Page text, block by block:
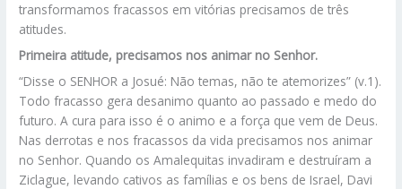
transformamos fracassos em vitórias precisamos de três
atitudes.
Primeira atitude, precisamos nos animar no Senhor.
“Disse o SENHOR a Josué: Não temas, não te atemorizes” (v.1).
Todo fracasso gera desanimo quanto ao passado e medo do
futuro. A cura para isso é o animo e a força que vem de Deus.
Nas derrotas e nos fracassos da vida precisamos nos animar
no Senhor. Quando os Amalequitas invadiram e destruíram a
Ziclague, levando cativos as famílias e os bens de Israel, Davi